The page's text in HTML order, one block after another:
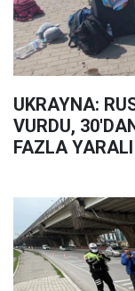
UKRAYNA:
VURDU,
FAZLA